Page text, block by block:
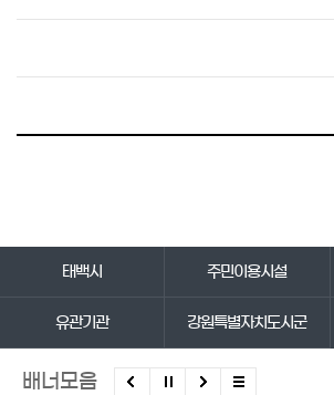
태백시 주민이용시설
유관기관 강원특별자치도시군
배너모음